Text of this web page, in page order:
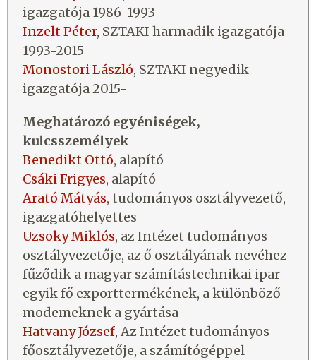
igazgatója 1986-1993
Inzelt Péter, SZTAKI harmadik igazgatója
1993-2015
Monostori László, SZTAKI negyedik
igazgatója 2015-
Meghatározó egyéniségek,
kulcsszemélyek
Benedikt Ottó, alapító
Csáki Frigyes, alapító
Arató Mátyás, tudományos osztályvezető,
igazgatóhelyettes
Uzsoky Miklós, az Intézet tudományos
osztályvezetője, az ő osztályának nevéhez
fűződik a magyar számítástechnikai ipar
egyik fő exporttermékének, a különböző
modemeknek a gyártása
Hatvany József, Az Intézet tudományos
főosztályvezetője, a számítógéppel